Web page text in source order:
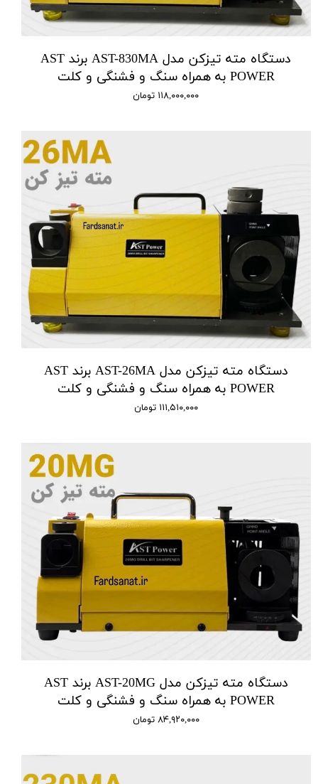
دستگاه مته تیزکن مدل AST-830MA برند AST
POWER به همراه سنگ و فشنگی و کلت
۱۱۸,۰۰۰,۰۰۰ تومان
دستگاه مته تیزکن مدل AST-26MA برند AST
POWER به همراه سنگ و فشنگی و کلت
۱۱۱,۵۱۰,۰۰۰ تومان
دستگاه مته تیزکن مدل AST-20MG برند AST
POWER به همراه سنگ و فشنگی و کلت
۸۴,۹۲۰,۰۰۰ تومان